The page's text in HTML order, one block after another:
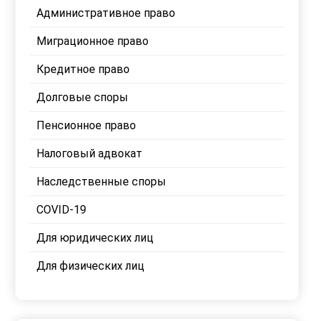
Административное право
Миграционное право
Кредитное право
Долговые споры
Пенсионное право
Налоговый адвокат
Наследственные споры
COVID-19
Для юридических лиц
Для физических лиц